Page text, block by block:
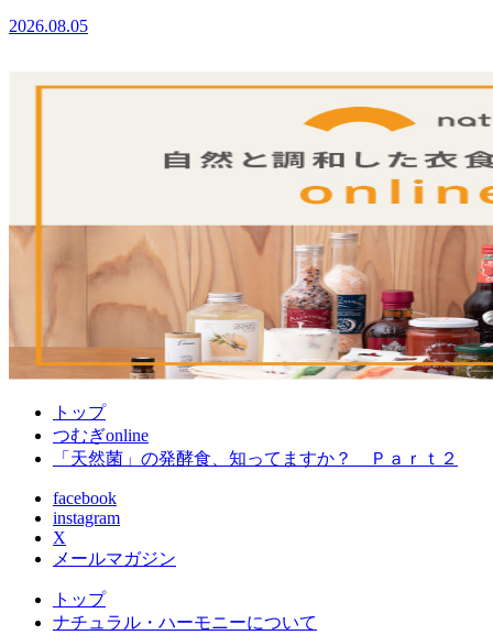
2026.08.05
トップ
つむぎonline
「天然菌」の発酵食、知ってますか？ Ｐａｒｔ２
facebook
instagram
X
メールマガジン
トップ
ナチュラル・ハーモニーについて